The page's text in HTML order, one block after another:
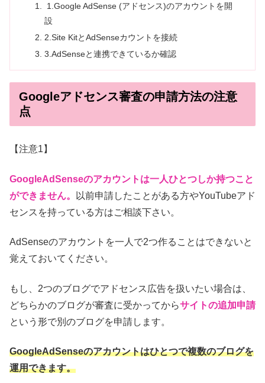
1.Google AdSense (アドセンス)のアカウントを開
設
2.Site KitとAdSenseカウントを接続
3.AdSenseと連携できているか確認
Googleアドセンス審査の申請方法の注意
点
【注意1】
GoogleAdSenseのアカウントは一人ひとつしか持つこと
ができません。
以前申請したことがある方やYouTubeアド
センスを持っている方はご相談下さい。
AdSenseのアカウントを一人で2つ作ることはできないと
覚えておいてください。
もし、2つのブログでアドセンス広告を扱いたい場合は、
どちらかのブログが審査に受かってからサイトの追加申請
という形で別のブログを申請します。
GoogleAdSenseのアカウントはひとつで複数のブログを
運用できます。